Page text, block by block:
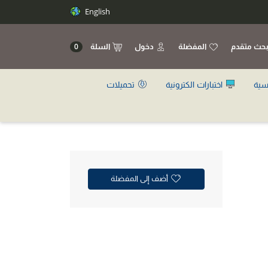
English
بحث متقدم المفضلة دخول السلة 0
اختبارات الكترونية
تحميلات
أضف إلى المفضلة